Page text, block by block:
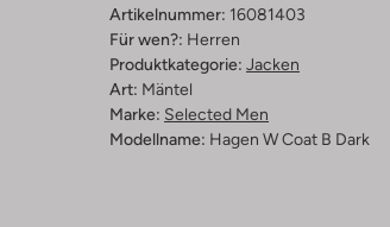
Artikelnummer: 16081403
Für wen?: Herren
Produktkategorie: Jacken
Art: Mäntel
Marke: Selected Men
Modellname: Hagen W Coat B Dark